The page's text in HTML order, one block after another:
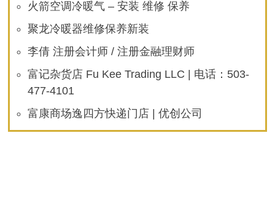
火箭空调冷暖气 – 安装 维修 保养
聚龙冷暖器维修保养新装
李倩 注册会计师 / 注册金融理财师
富记杂货店 Fu Kee Trading LLC | 电话：503-
477-4101
富康商场逸四方快递门店 | 优创公司